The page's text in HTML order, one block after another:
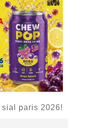
sial paris 2026!